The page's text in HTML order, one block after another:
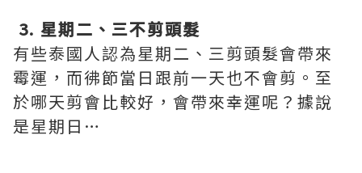
3. 星期二、三不剪頭髮
有些泰國人認為星期二、三剪頭髮會帶來
霉運，而彿節當日跟前一天也不會剪。至
於哪天剪會比較好，會帶來幸運呢？據說
是星期日…